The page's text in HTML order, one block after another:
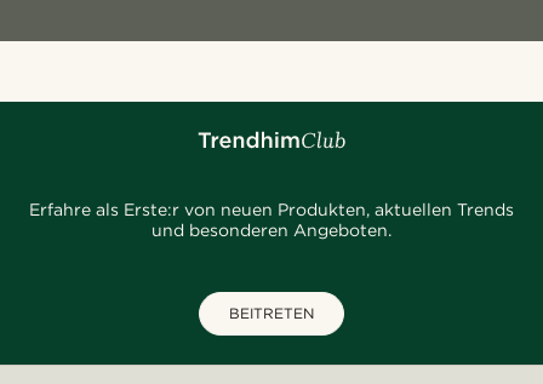
Erfahre als Erste:r von neuen Produkten, aktuellen Trends
und besonderen Angeboten.
BEITRETEN